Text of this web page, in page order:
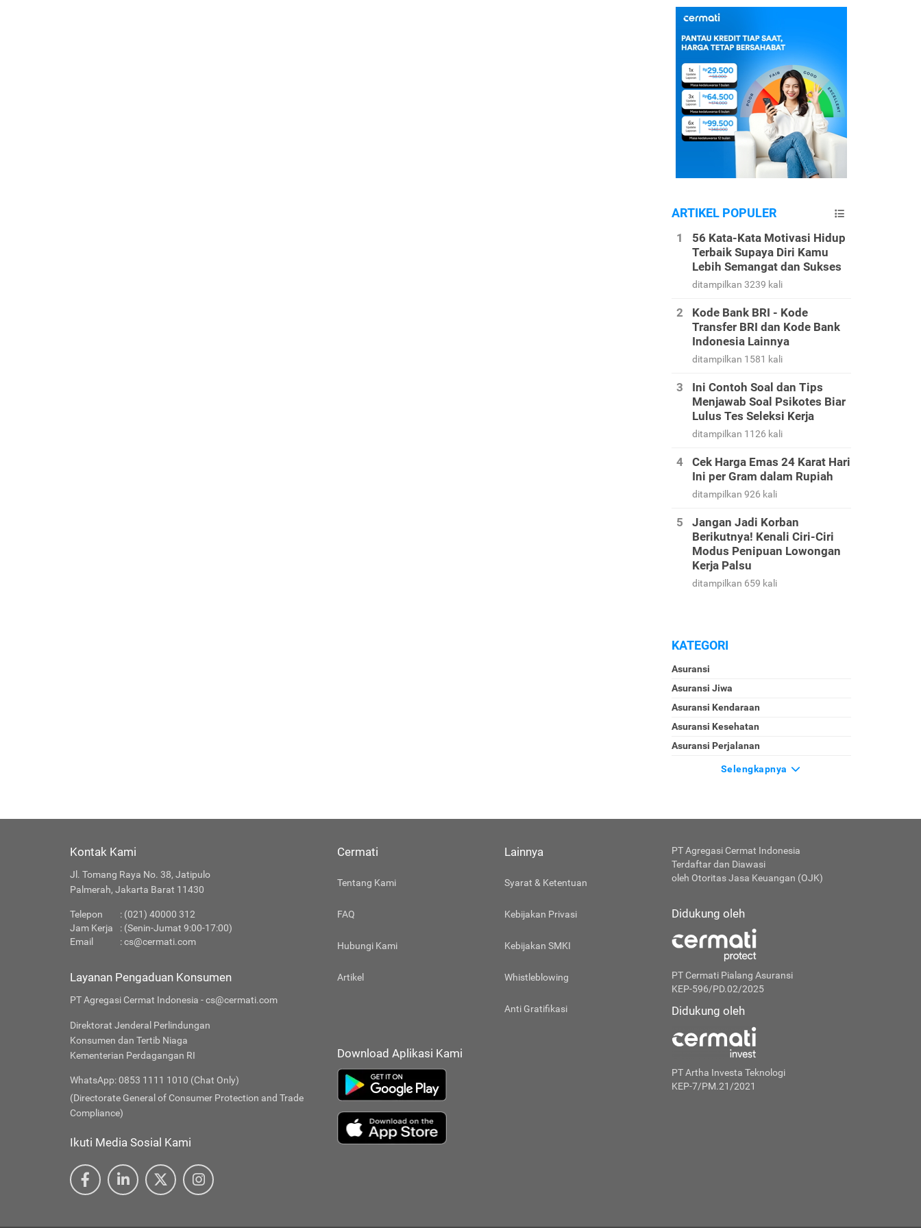
ARTIKEL POPULER
56 Kata-Kata Motivasi Hidup
Terbaik Supaya Diri Kamu
Lebih Semangat dan Sukses
ditampilkan 3239 kali
Kode Bank BRI - Kode
Transfer BRI dan Kode Bank
Indonesia Lainnya
ditampilkan 1581 kali
Ini Contoh Soal dan Tips
Menjawab Soal Psikotes Biar
Lulus Tes Seleksi Kerja
ditampilkan 1126 kali
Cek Harga Emas 24 Karat Hari
Ini per Gram dalam Rupiah
ditampilkan 926 kali
Jangan Jadi Korban
Berikutnya! Kenali Ciri-Ciri
Modus Penipuan Lowongan
Kerja Palsu
ditampilkan 659 kali
KATEGORI
Asuransi
Asuransi Jiwa
Asuransi Kendaraan
Asuransi Kesehatan
Asuransi Perjalanan
Selengkapnya
Kontak Kami
Jl. Tomang Raya No. 38, Jatipulo
Palmerah, Jakarta Barat 11430
Telepon
: (021) 40000 312
Jam Kerja
: (Senin-Jumat 9:00-17:00)
Email
:cs@cermati.com
Layanan Pengaduan Konsumen
PT Agregasi Cermat Indonesia - cs@cermati.com
Direktorat Jenderal Perlindungan
Konsumen dan Tertib Niaga
Kementerian Perdagangan RI
WhatsApp: 0853 1111 1010 (Chat Only)
(Directorate General of Consumer Protection and Trade
Compliance)
Ikuti Media Sosial Kami
Cermati
Tentang Kami
FAQ
Hubungi Kami
Artikel
Lainnya
Syarat & Ketentuan
Kebijakan Privasi
Kebijakan SMKI
Whistleblowing
Anti Gratifikasi
Download Aplikasi Kami
PT Agregasi Cermat Indonesia
Terdaftar dan Diawasi
oleh Otoritas Jasa Keuangan (OJK)
Didukung oleh
PT Cermati Pialang Asuransi
KEP-596/PD.02/2025
Didukung oleh
PT Artha Investa Teknologi
KEP-7/PM.21/2021